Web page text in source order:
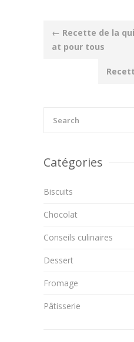
Post
navigation
← Recette de la
at pour tous
Catégories
Biscuits
Chocolat
Conseils culinaires
Dessert
Fromage
Pâtisserie